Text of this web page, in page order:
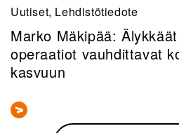
Uutiset, Lehdistötiedote
Marko Mäkipää:
operaatiot vauhdittavat
kasvuun